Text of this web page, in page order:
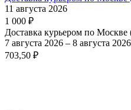
11 августа 2026
1 000 ₽
Доставка курьером по
7 августа 2026 – 8 августа 2026
703,50 ₽